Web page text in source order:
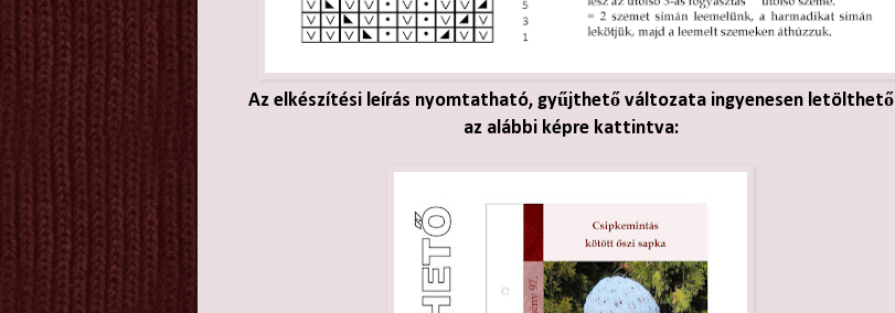
Az elkészítési leírás nyomtatható, gyűjthető változata ingyenesen letölthető
az alábbi képre kattintva: